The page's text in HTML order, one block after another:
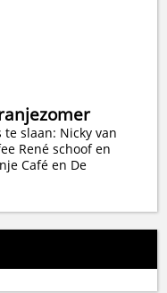
slaan: Nicky van
René schoof en
Café en De